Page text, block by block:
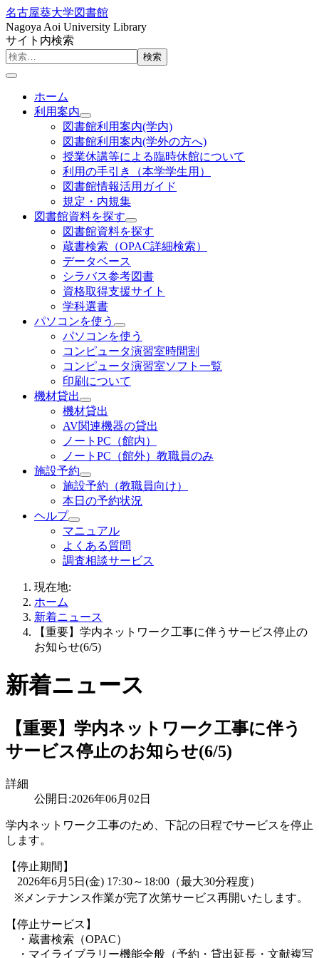
名古屋葵大学図書館
Nagoya Aoi University Library
サイト内検索
検索
ホーム
利用案内
図書館利用案内(学内)
図書館利用案内(学外の方へ)
授業休講等による臨時休館について
利用の手引き（本学学生用）
図書館情報活用ガイド
規定・内規集
図書館資料を探す
図書館資料を探す
蔵書検索（OPAC詳細検索）
データベース
シラバス参考図書
資格取得支援サイト
学科選書
パソコンを使う
パソコンを使う
コンピュータ演習室時間割
コンピュータ演習室ソフト一覧
印刷について
機材貸出
機材貸出
AV関連機器の貸出
ノートPC（館内）
ノートPC（館外）教職員のみ
施設予約
施設予約（教職員向け）
本日の予約状況
ヘルプ
マニュアル
よくある質問
調査相談サービス
現在地:
ホーム
新着ニュース
【重要】学内ネットワーク工事に伴うサービス停止の
お知らせ(6/5)
新着ニュース
【重要】学内ネットワーク工事に伴う
サービス停止のお知らせ(6/5)
詳細
公開日:2026年06月02日
学内ネットワーク工事のため、下記の日程でサービスを停止
します。
【停止期間】
2026年6月5日(金) 17:30～18:00（最大30分程度）
※メンテナンス作業が完了次第サービス再開いたします。
【停止サービス】
・蔵書検索（OPAC）
・マイライブラリー機能全般（予約・貸出延長・文献複写